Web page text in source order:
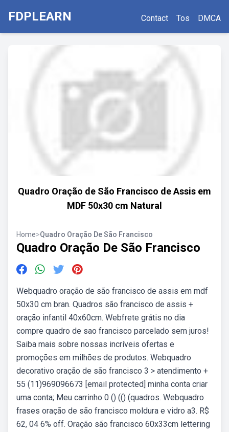
FDPLEARN Contact Tos DMCA
Quadro Oração de São Francisco de Assis em
MDF 50x30 cm Natural
Home>Quadro Oração De São Francisco
Quadro Oração De São Francisco
Webquadro oração de são francisco de assis em mdf
50x30 cm bran. Quadros são francisco de assis +
oração infantil 40x60cm. Webfrete grátis no dia
compre quadro de sao francisco parcelado sem juros!
Saiba mais sobre nossas incríveis ofertas e
promoções em milhões de produtos. Webquadro
decorativo oração de são francisco 3 > atendimento +
55 (11)969096673 [email protected] minha conta criar
uma conta; Meu carrinho 0 () (() (quadros. Webquadro
frases oração de são francisco moldura e vidro a3. R$
62, 04 6% off. Oração são francisco 60x33cm lettering